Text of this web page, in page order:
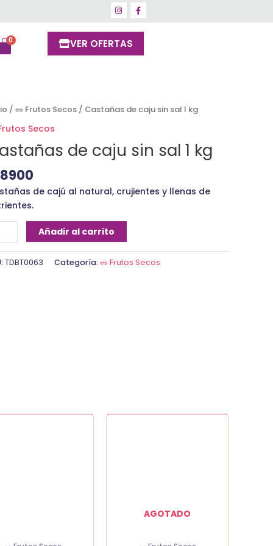
VER OFERTAS
/🥜 Frutos Secos / Castañas de caju sin sal 1 kg
Secos
de caju sin sal 1 kg
de cajú al natural, crujientes y llenas de
Añadir al carrito
TDBT0063 Categoría:🥜 Frutos Secos
AGOTADO